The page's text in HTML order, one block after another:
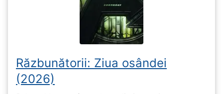
Răzbunătorii: Ziua osândei
(2026)